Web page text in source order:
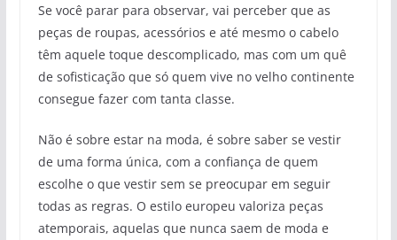
Se você parar para observar, vai perceber que as
peças de roupas, acessórios e até mesmo o cabelo
têm aquele toque descomplicado, mas com um quê
de sofisticação que só quem vive no velho continente
consegue fazer com tanta classe.
Não é sobre estar na moda, é sobre saber se vestir
de uma forma única, com a confiança de quem
escolhe o que vestir sem se preocupar em seguir
todas as regras. O estilo europeu valoriza peças
atemporais, aquelas que nunca saem de moda e